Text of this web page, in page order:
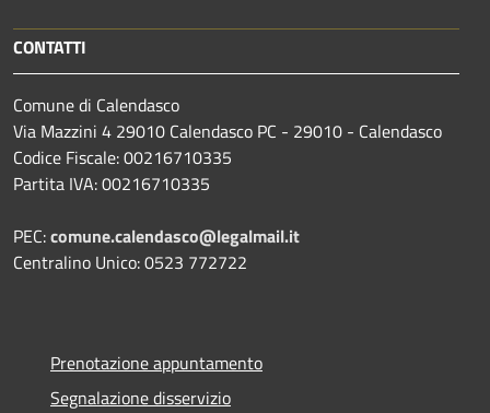
CONTATTI
Comune di Calendasco
Via Mazzini 4 29010 Calendasco PC - 29010 - Calendasco
Codice Fiscale: 00216710335
Partita IVA: 00216710335
PEC:comune.calendasco@legalmail.it
Centralino Unico: 0523 772722
Prenotazione appuntamento
Segnalazione disservizio